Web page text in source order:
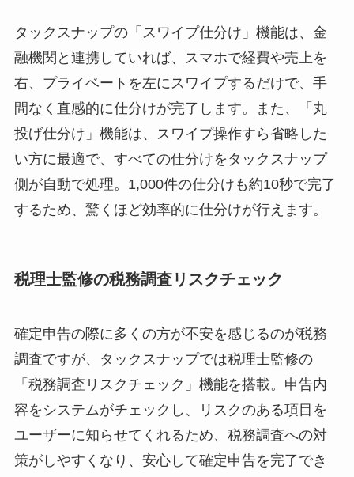
タックスナップの「スワイプ仕分け」機能は、金
融機関と連携していれば、スマホで経費や売上を
右、プライベートを左にスワイプするだけで、手
間なく直感的に仕分けが完了します。また、「丸
投げ仕分け」機能は、スワイプ操作すら省略した
い方に最適で、すべての仕分けをタックスナップ
側が自動で処理。1,000件の仕分けも約10秒で完了
するため、驚くほど効率的に仕分けが行えます。
税理士監修の税務調査リスクチェック
確定申告の際に多くの方が不安を感じるのが税務
調査ですが、タックスナップでは税理士監修の
「税務調査リスクチェック」機能を搭載。申告内
容をシステムがチェックし、リスクのある項目を
ユーザーに知らせてくれるため、税務調査への対
策がしやすくなり、安心して確定申告を完了でき